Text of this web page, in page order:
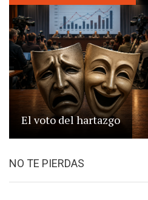
El voto del hartazgo
NO TE PIERDAS